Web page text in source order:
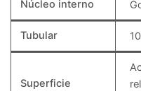
Núcleo interno
Tubular
Superficie